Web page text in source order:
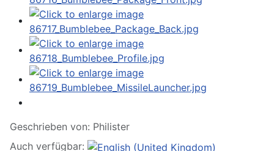
Geschrieben von: Philister
Auch verfügbar: